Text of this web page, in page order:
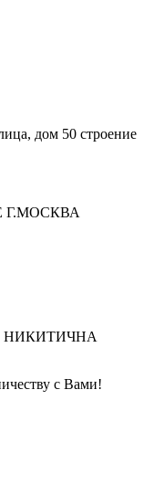
дом 50 строение
Г.МОСКВА
НИКИТИЧНА
с Вами!